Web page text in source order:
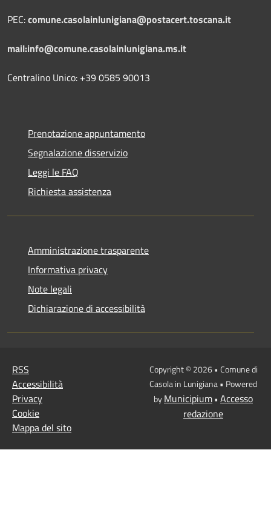
PEC:comune.casolainlunigiana@postacert.toscana.it
mail:info@comune.casolainlunigiana.ms.it
Centralino Unico: +39 0585 90013
Prenotazione appuntamento
Segnalazione disservizio
Leggi le FAQ
Richiesta assistenza
Amministrazione trasparente
Informativa privacy
Note legali
Dichiarazione di accessibilità
RSS
Accessibilità
Privacy
Cookie
Mappa del sito
Copyright © 2026 • Comune di
Casola in Lunigiana • Powered
byMunicipium• Accesso
redazione